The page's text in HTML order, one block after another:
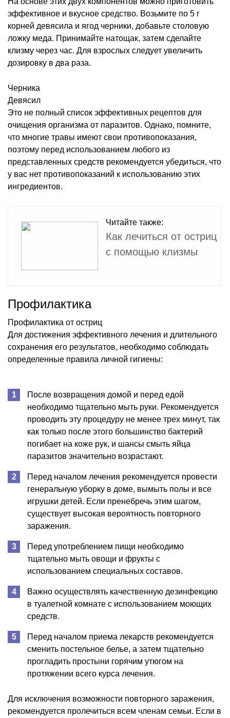
эффективное и вкусное средство. Возьмите по 5 г
корней девясила и ягод черники, добавьте столовую
ложку меда. Принимайте натощак, затем сделайте
клизму через час. Для взрослых следует увеличить
дозировку в два раза.
Черника
Девясил
Это не полный список эффективных рецептов для
очищения организма от паразитов. Однако, помните,
что многие травы имеют свои противопоказания,
поэтому перед использованием любого из
представленных средств рекомендуется убедиться, что
у вас нет противопоказаний к использованию этих
ингредиентов.
Читайте также:
Как лечиться от остриц
с помощью клизмы
Профилактика
Профилактика от остриц
Для достижения эффективного лечения и длительного
сохранения его результатов, необходимо соблюдать
определенные правила личной гигиены:
После возвращения домой и перед едой
необходимо тщательно мыть руки. Рекомендуется
проводить эту процедуру не менее трех минут, так
как только после этого большинство бактерий
погибает на коже рук, и шансы смыть яйца
паразитов значительно возрастают.
Перед началом лечения рекомендуется провести
генеральную уборку в доме, вымыть полы и все
игрушки детей. Если пренебречь этим шагом,
существует высокая вероятность повторного
заражения.
Перед употреблением пищи необходимо
тщательно мыть овощи и фрукты с
использованием специальных составов.
Важно осуществлять качественную дезинфекцию
в туалетной комнате с использованием моющих
средств.
Перед началом приема лекарств рекомендуется
сменить постельное белье, а затем тщательно
прогладить простыни горячим утюгом на
протяжении всего курса лечения.
Для исключения возможности повторного заражения,
рекомендуется пролечиться всем членам семьи. Если в